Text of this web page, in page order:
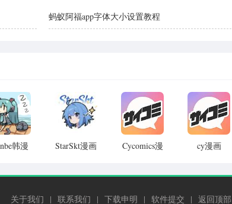
蚂蚁阿福app字体大小设置教程
韩漫
StarSkt漫画
Cycomics漫
cy漫画
关于我们 | 联系我们 | 下载申明 | 软件提交 | 返回顶部